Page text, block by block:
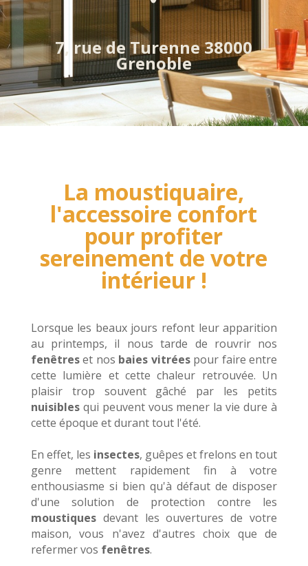
7, rue de Turenne 38000
Grenoble
La moustiquaire,
l'accessoire confort
pour profiter
sereinement de votre
intérieur !
Lorsque les beaux jours refont leur apparition
au printemps, il nous tarde de rouvrir nos
fenêtreset nos baies vitréespour faire entre
cette lumière et cette chaleur retrouvée. Un
plaisir trop souvent gâché par les petits
nuisiblesqui peuvent vous mener la vie dure à
cette époque et durant tout l'été.
En effet, les insectes, guêpes et frelons en tout
genre mettent rapidement fin à votre
enthousiasme si bien qu'à défaut de disposer
d'une solution de protection contre les
moustiquesdevant les ouvertures de votre
maison, vous n'avez d'autres choix que de
refermer vos fenêtres.